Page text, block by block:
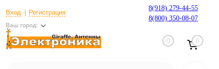
Вход Регистрация
Ваш город:
8(918) 279-44-55
8(800) 350-08-07
0 0